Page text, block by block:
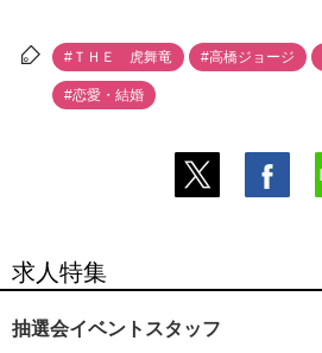
#ＴＨＥ 虎舞竜 #高橋ジョージ
#恋愛・結婚
求人特集
抽選会イベントスタッフ